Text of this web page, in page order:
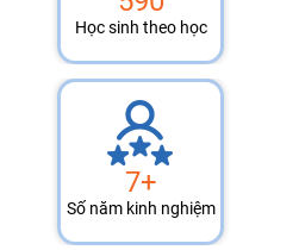
Học sinh theo học
7+
Số năm kinh nghiệm